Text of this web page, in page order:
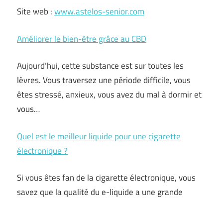
Site web :www.astelos-senior.com
Améliorer le bien-être grâce au CBD
Aujourd’hui, cette substance est sur toutes les
lèvres. Vous traversez une période difficile, vous
êtes stressé, anxieux, vous avez du mal à dormir et
vous…
Quel est le meilleur liquide pour une cigarette
électronique ?
Si vous êtes fan de la cigarette électronique, vous
savez que la qualité du e-liquide a une grande